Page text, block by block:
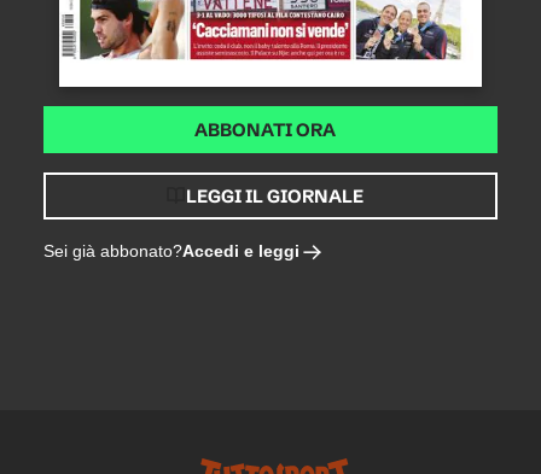
ABBONATI ORA
LEGGI IL GIORNALE
Sei già abbonato?Accedi e leggi